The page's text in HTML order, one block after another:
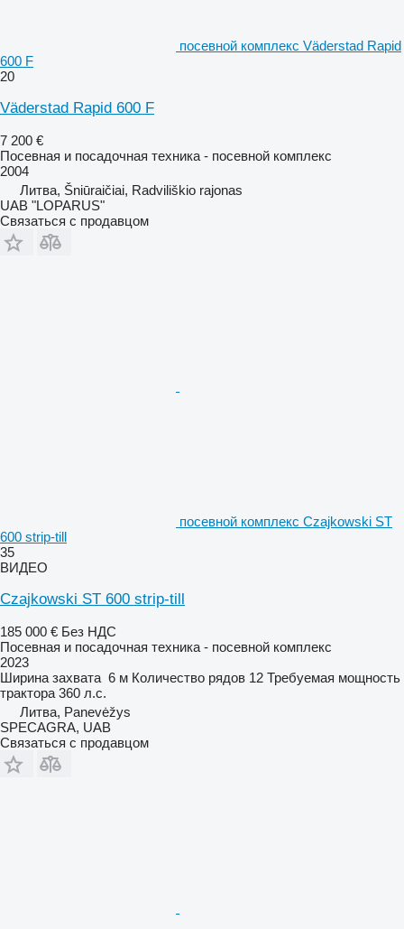
посевной комплекс Väderstad Rapid
600 F
20
Väderstad Rapid 600 F
7 200 €
Посевная и посадочная техника - посевной комплекс
2004
Литва, Šniūraičiai, Radviliškio rajonas
UAB "LOPARUS"
Связаться с продавцом
посевной комплекс Czajkowski ST
600 strip-till
35
ВИДЕО
Czajkowski ST 600 strip-till
185 000 € Без НДС
Посевная и посадочная техника - посевной комплекс
2023
Ширина захвата 6 м Количество рядов 12 Требуемая мощность
трактора 360 л.с.
Литва, Panevėžys
SPECAGRA, UAB
Связаться с продавцом